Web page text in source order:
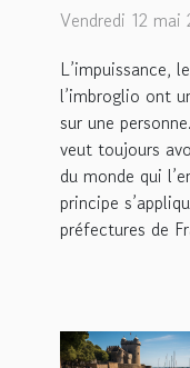
Vendredi 12 mai
L’impuissance,
l’imbroglio ont
sur une
veut toujours
du monde qui
principe
préfectures de